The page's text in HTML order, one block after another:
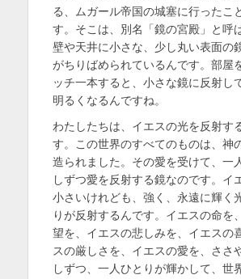
る、ムガール帝国の城塞に行ったこ
す。そこは、別名「鏡の宮殿」と呼
壁や天井に小さな、少し丸い表面の
がちりばめられているんです。部屋
ッチ一本すると、小さな鏡に反射し
明るくなるんですね。
わたしたちは、イエスの光を反射す
す。この世界のすべてのものは、神
造られました。その愛を受けて、一
しずつ愛を反射する鏡なのです。イ
小さいけれども、強く、永遠に輝く
りが反射するんです。イエスの命を
望を、イエスの悲しみを、イエスの
スの厳しさを、イエスの愛を、ささ
しずつ、一人ひとりが輝かして、世